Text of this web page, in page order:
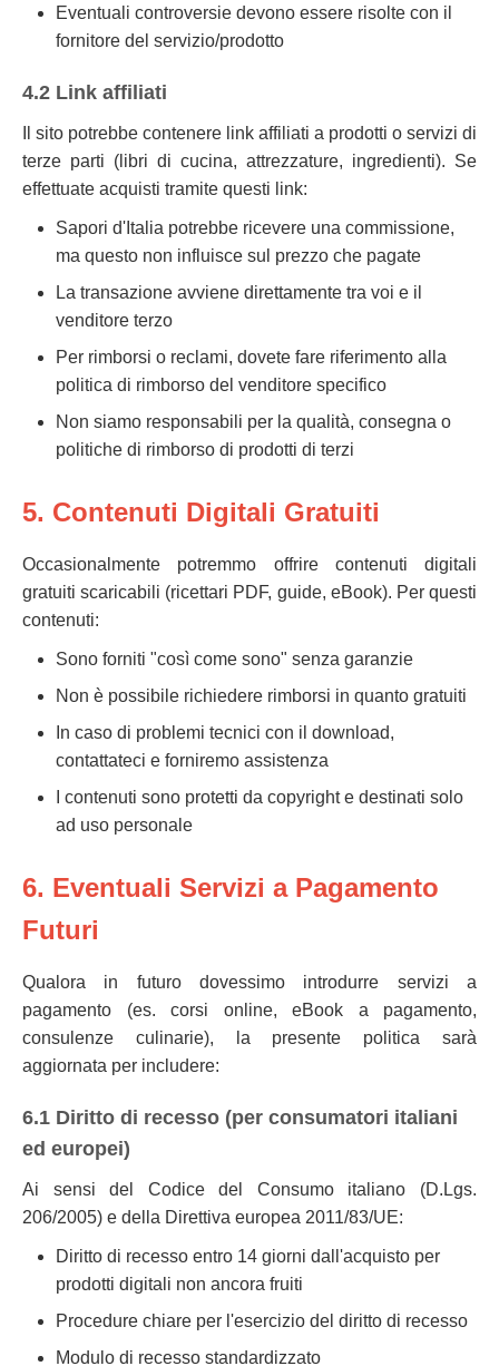
Eventuali controversie devono essere risolte con il
fornitore del servizio/prodotto
4.2 Link affiliati
Il sito potrebbe contenere link affiliati a prodotti o servizi di
terze parti (libri di cucina, attrezzature, ingredienti). Se
effettuate acquisti tramite questi link:
Sapori d'Italia potrebbe ricevere una commissione,
ma questo non influisce sul prezzo che pagate
La transazione avviene direttamente tra voi e il
venditore terzo
Per rimborsi o reclami, dovete fare riferimento alla
politica di rimborso del venditore specifico
Non siamo responsabili per la qualità, consegna o
politiche di rimborso di prodotti di terzi
5. Contenuti Digitali Gratuiti
Occasionalmente potremmo offrire contenuti digitali
gratuiti scaricabili (ricettari PDF, guide, eBook). Per questi
contenuti:
Sono forniti "così come sono" senza garanzie
Non è possibile richiedere rimborsi in quanto gratuiti
In caso di problemi tecnici con il download,
contattateci e forniremo assistenza
I contenuti sono protetti da copyright e destinati solo
ad uso personale
6. Eventuali Servizi a Pagamento
Futuri
Qualora in futuro dovessimo introdurre servizi a
pagamento (es. corsi online, eBook a pagamento,
consulenze culinarie), la presente politica sarà
aggiornata per includere:
6.1 Diritto di recesso (per consumatori italiani
ed europei)
Ai sensi del Codice del Consumo italiano (D.Lgs.
206/2005) e della Direttiva europea 2011/83/UE:
Diritto di recesso entro 14 giorni dall'acquisto per
prodotti digitali non ancora fruiti
Procedure chiare per l'esercizio del diritto di recesso
Modulo di recesso standardizzato